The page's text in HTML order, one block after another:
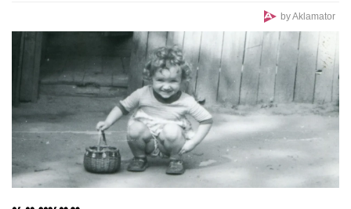
Dodajte samo dve kašike ovog sastojka i prženi
krompirići dobiće zlatnu, hrskavu koricu